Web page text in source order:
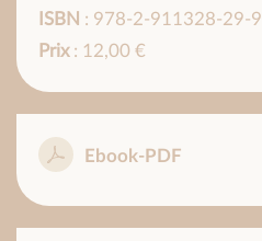
ISBN : 978-2-911328-29-9
Prix: 12,00 €
Ebook-PDF